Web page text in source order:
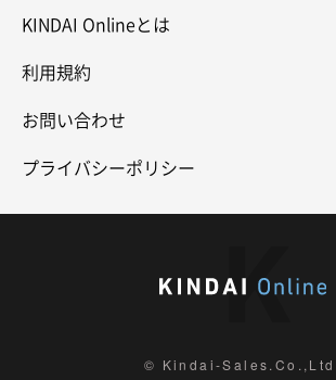
KINDAI Onlineとは
利用規約
お問い合わせ
プライバシーポリシー
© Kindai-